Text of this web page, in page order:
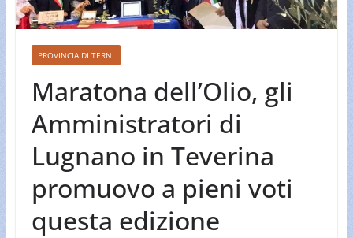
PROVINCIA DI TERNI
Maratona dell’Olio, gli
Amministratori di
Lugnano in Teverina
promuovo a pieni voti
questa edizione